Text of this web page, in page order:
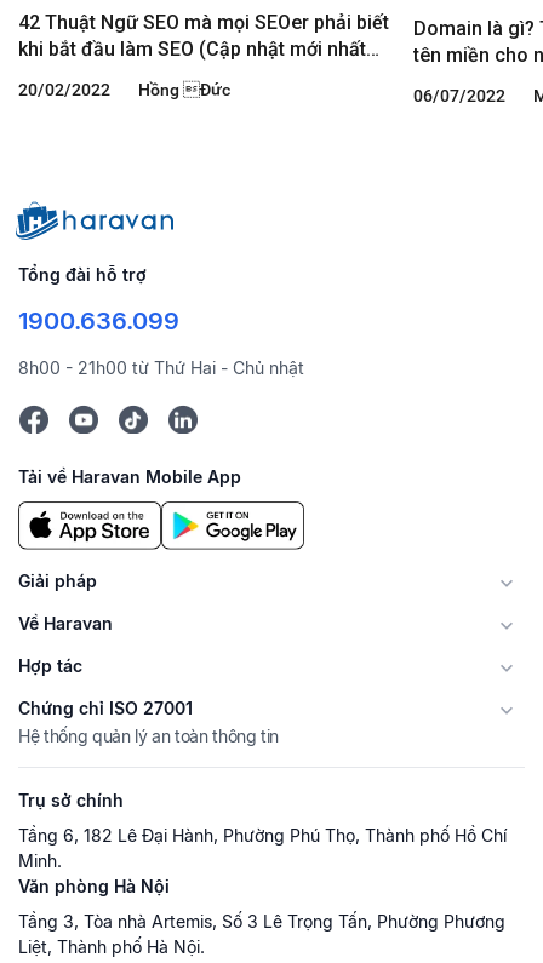
42 Thuật Ngữ SEO mà mọi SEOer phải biết
khi bắt đầu làm SEO (Cập nhật mới nhất
20/02/2022 Hồng Đức
Domain là gì?
tên miền cho
06/07/2022
Tổng đài hỗ trợ
1900.636.099
8h00 - 21h00 từ Thứ Hai - Chủ nhật
Tải về Haravan Mobile App
Giải pháp
Về Haravan
Hợp tác
Chứng chỉ ISO 27001
Hệ thống quản lý an toàn thông tin
Trụ sở chính
Tầng 6, 182 Lê Đại Hành, Phường Phú Thọ, Thành phố Hồ Chí
Minh.
Văn phòng Hà Nội
Tầng 3, Tòa nhà Artemis, Số 3 Lê Trọng Tấn, Phường Phương
Liệt, Thành phố Hà Nội.